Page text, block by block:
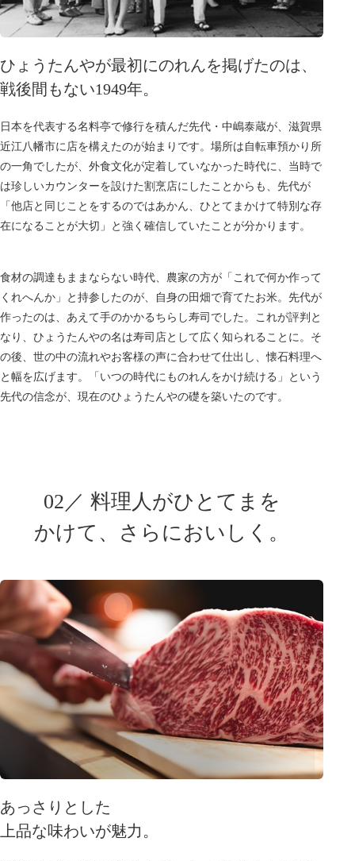
ひょうたんやが最初にのれんを掲げたのは、
戦後間もない1949年。
日本を代表する名料亭で修行を積んだ先代・中嶋泰蔵が、滋賀県
近江八幡市に店を構えたのが始まりです。場所は自転車預かり所
の一角でしたが、外食文化が定着していなかった時代に、当時で
は珍しいカウンターを設けた割烹店にしたことからも、先代が
「他店と同じことをするのではあかん、ひとてまかけて特別な存
在になることが大切」と強く確信していたことが分かります。
食材の調達もままならない時代、農家の方が「これで何か作って
くれへんか」と持参したのが、自身の田畑で育てたお米。先代が
作ったのは、あえて手のかかるちらし寿司でした。これが評判と
なり、ひょうたんやの名は寿司店として広く知られることに。そ
の後、世の中の流れやお客様の声に合わせて仕出し、懐石料理へ
と幅を広げます。「いつの時代にものれんをかけ続ける」という
先代の信念が、現在のひょうたんやの礎を築いたのです。
02／ 料理人がひとてまを
かけて、さらにおいしく。
あっさりとした
上品な味わいが魅力。